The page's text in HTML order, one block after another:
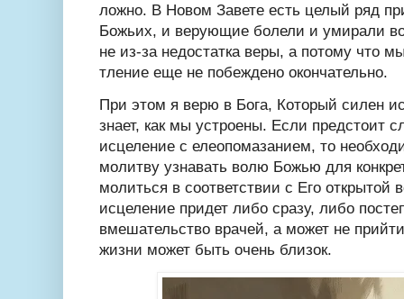
ложно. В Новом Завете есть целый ряд
Божьих, и верующие болели и умирали во
не из-за недостатка веры, а потому что
тление еще не побеждено окончательно.
При этом я верю в Бога, Который силен
знает, как мы устроены. Если предстоит
исцеление с елеопомазанием, то
молитву узнавать волю Божью для
молиться в соответствии с Его открытой
исцеление придет либо сразу, либо
вмешательство врачей, а может не
жизни может быть очень близок.